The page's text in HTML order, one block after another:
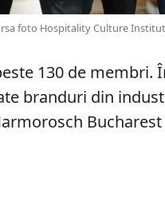
foto Hospitality Culture
130 de membri.
branduri din